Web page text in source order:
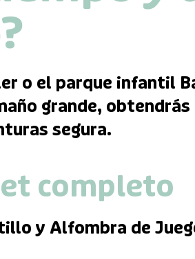
o el parque infantil
grande,
segura.
completo
y Alfombra de